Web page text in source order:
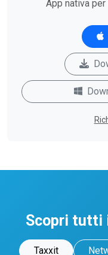
App nativa
Scopri tutti
Taxxit